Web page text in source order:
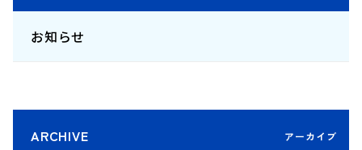
お知らせ
ARCHIVE